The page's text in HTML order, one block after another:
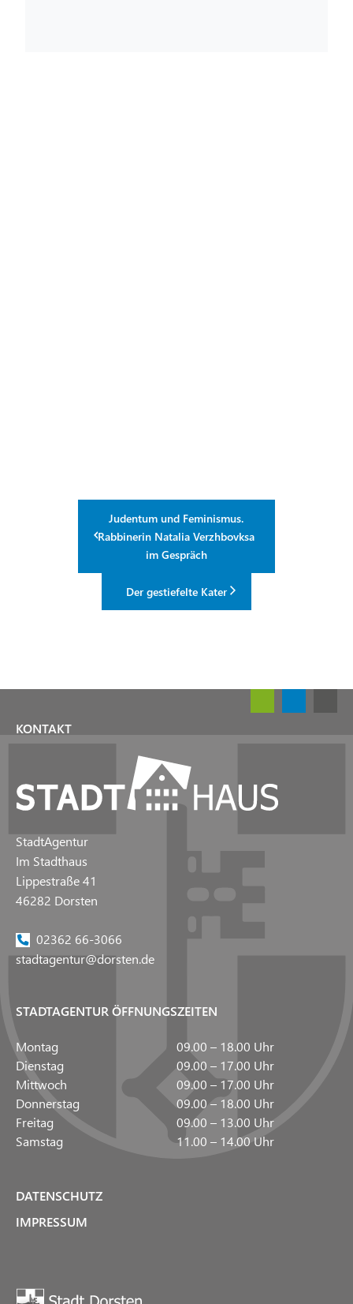
Judentum und Feminismus.
Rabbinerin Natalia Verzhbovksa
im Gespräch
Der gestiefelte Kater
KONTAKT
StadtAgentur
Im Stadthaus
Lippestraße 41
46282 Dorsten
02362 66-3066
stadtagentur@dorsten.de
STADTAGENTUR ÖFFNUNGSZEITEN
Montag
09.00 – 18.00 Uhr
Dienstag
09.00 – 17.00 Uhr
Mittwoch
09.00 – 17.00 Uhr
Donnerstag
09.00 – 18.00 Uhr
Freitag
09.00 – 13.00 Uhr
Samstag
11.00 – 14.00 Uhr
DATENSCHUTZ
IMPRESSUM